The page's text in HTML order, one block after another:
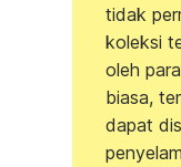
tidak
koleksi
oleh
biasa,
dapat